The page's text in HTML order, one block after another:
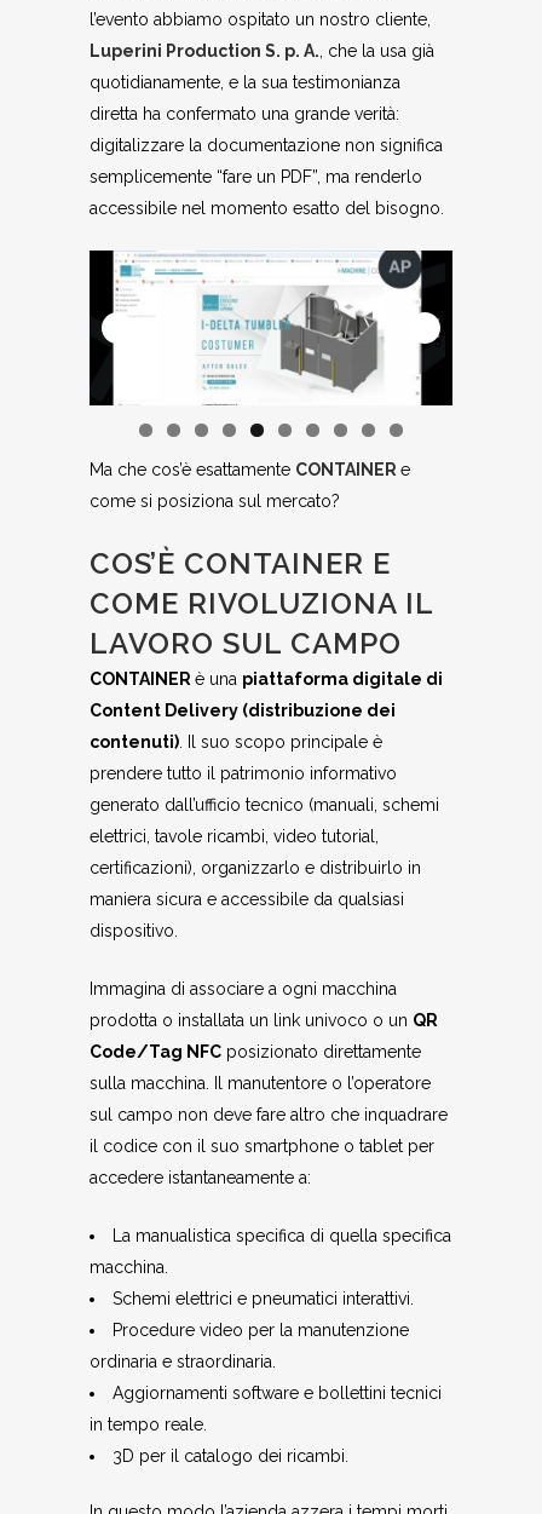
l’evento abbiamo ospitato un nostro cliente,
Luperini Production S. p. A. , che la usa già
quotidianamente, e la sua testimonianza
diretta ha confermato una grande verità:
digitalizzare la documentazione non significa
semplicemente “fare un PDF”, ma renderlo
accessibile nel momento esatto del bisogno.
Ma che cos’è esattamente CONTAINERe
come si posiziona sul mercato?
COS’È CONTAINER E
COME RIVOLUZIONA IL
LAVORO SUL CAMPO
CONTAINERè una piattaforma digitale di
Content Delivery (distribuzione dei
contenuti). Il suo scopo principale è
prendere tutto il patrimonio informativo
generato dall’ufficio tecnico (manuali, schemi
elettrici, tavole ricambi, video tutorial,
certificazioni), organizzarlo e distribuirlo in
maniera sicura e accessibile da qualsiasi
dispositivo.
Immagina di associare a ogni macchina
prodotta o installata un link univoco o un QR
Code/Tag NFC posizionato direttamente
sulla macchina. Il manutentore o l’operatore
sul campo non deve fare altro che inquadrare
il codice con il suo smartphone o tablet per
accedere istantaneamente a:
La manualistica specifica di quella specifica
macchina.
Schemi elettrici e pneumatici interattivi.
Procedure video per la manutenzione
ordinaria e straordinaria.
Aggiornamenti software e bollettini tecnici
in tempo reale.
3D per il catalogo dei ricambi.